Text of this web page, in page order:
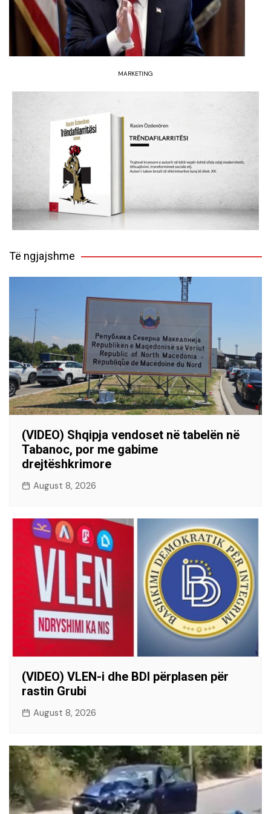
MARKETING
Të ngjajshme
(VIDEO) Shqipja vendoset në tabelën në
Tabanoc, por me gabime
drejtëshkrimore
August 8, 2026
(VIDEO) VLEN-i dhe BDI përplasen për
rastin Grubi
August 8, 2026